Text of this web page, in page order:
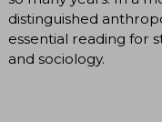
distinguished
essential reading for
and sociology.